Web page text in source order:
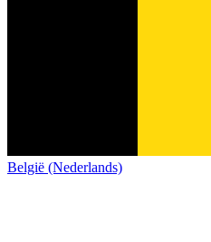
België (Nederlands)